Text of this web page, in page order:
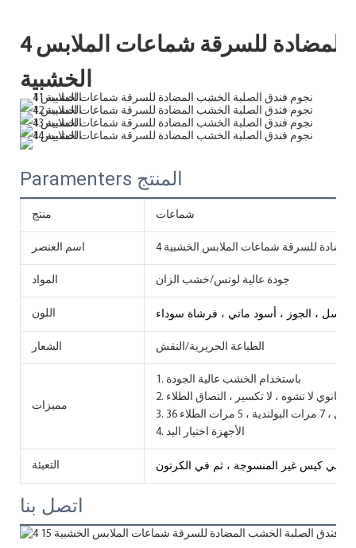
4 نجوم فندق الصلبة الخشب المضادة للسرقة شماعات الملابس
الخشبية
Paramenters المنتج
منتج شماعات
اسم العنصر للسرقة شماعات الملابس الخشبية
المواد جودة عالية لوتس/خشب الزان
اللون العسل ، الجوز ، أسود ماتي ، فرشاة سوداء
الشعار الطباعة الحريرية/النقش
مميزات
1. باستخدام الخشب عالية الجودة
الثانوي لا تشوه ، لا تكسير ، التصاق الطلاء
، 5 مرات الطلاء
4. الأجهزة اختيار اليد
التعبئة في كيس غير المنسوجة ، ثم في الكرتون
اتصل بنا